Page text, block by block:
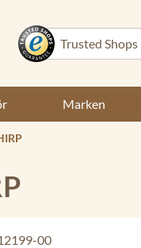
Trusted Shops
Marken
00